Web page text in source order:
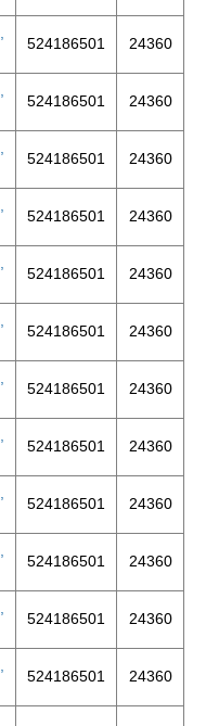
524186501 24360
524186501 24360
524186501 24360
524186501 24360
524186501 24360
524186501 24360
524186501 24360
524186501 24360
524186501 24360
524186501 24360
524186501 24360
524186501 24360